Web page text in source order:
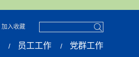
加入收藏
/ 员工工作 / 党群工作